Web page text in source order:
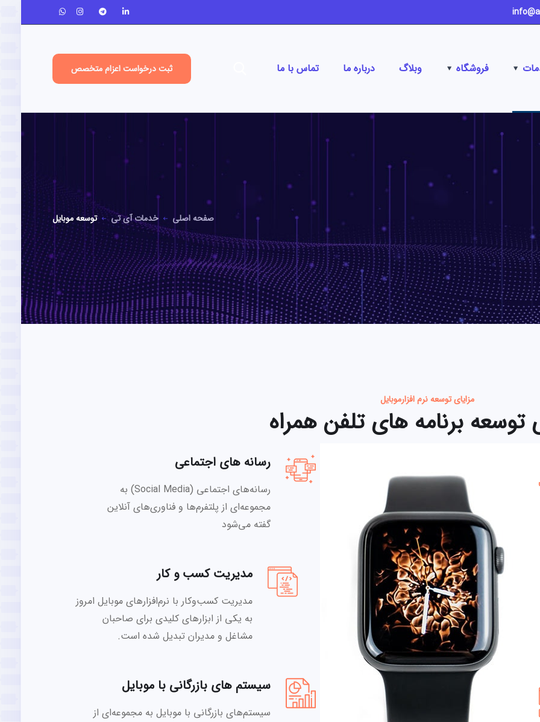
فروشگاه وبلاگ درباره ما تماس با ما ثبت درخواست اعزام متخصص
صفحه اصلی خدمات آی تی توسعه موبایل
مزایای توسعه نرم افزارموبایل
توسعه برنامه های تلفن همراه
رسانه های اجتماعی
رسانه‌های اجتماعی (Social Media) به
مجموعه‌ای از پلتفرم‌ها و فناوری‌های آنلاین
گفته می‌شود
مدیریت کسب و کار
مدیریت کسب‌وکار با نرم‌افزارهای موبایل امروز
به یکی از ابزارهای کلیدی برای صاحبان
مشاغل و مدیران تبدیل شده است.
سیستم های بازرگانی با موبایل
سیستم‌های بازرگانی با موبایل به مجموعه‌ای از